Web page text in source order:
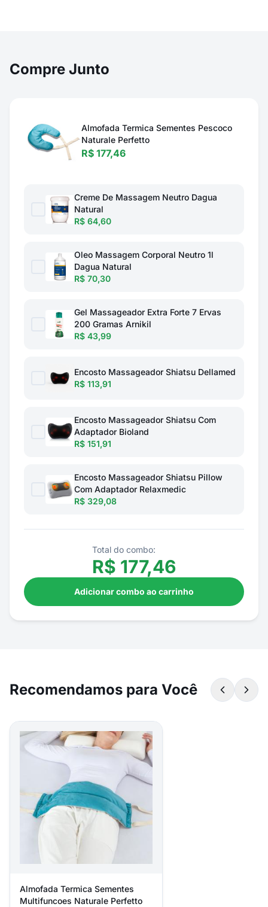
Compre Junto
Almofada Termica Sementes Pescoco
Naturale Perfetto
R$ 177,46
Creme De Massagem Neutro Dagua
Natural
R$ 64,60
Oleo Massagem Corporal Neutro 1l
Dagua Natural
R$ 70,30
Gel Massageador Extra Forte 7 Ervas
200 Gramas Arnikil
R$ 43,99
Encosto Massageador Shiatsu Dellamed
R$ 113,91
Encosto Massageador Shiatsu Com
Adaptador Bioland
R$ 151,91
Encosto Massageador Shiatsu Pillow
Com Adaptador Relaxmedic
R$ 329,08
Total do combo:
R$ 177,46
Adicionar combo ao carrinho
Recomendamos para Você
Almofada Termica Sementes
Multifuncoes Naturale Perfetto